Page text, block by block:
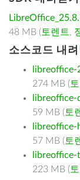
48 MB ( 토렌트,
소스코드 내려
libreoffice-
274 MB (
59 MB ( 토
57 MB ( 토
223 MB (